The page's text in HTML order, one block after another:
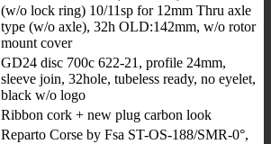
(w/o lock ring) 10/11sp for 12mm Thru axle
type (w/o axle), 32h OLD:142mm, w/o rotor
mount cover
GD24 disc 700c 622-21, profile 24mm,
sleeve join, 32hole, tubeless ready, no eyelet,
black w/o logo
Ribbon cork + new plug carbon look
Reparto Corse by Fsa ST-OS-188/SMR-0°,